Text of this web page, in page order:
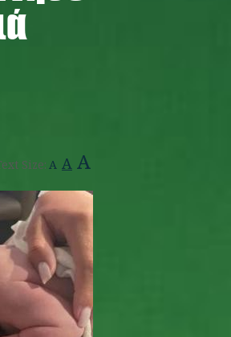
Size: A A A